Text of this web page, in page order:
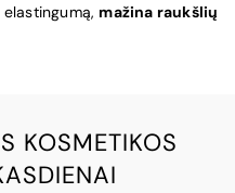
mažina raukšlių
KOSMETIKOS